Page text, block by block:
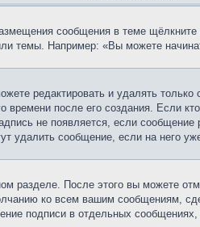
сообщения в теме щёлкните
темы. Например: «Вы можете
редактировать и удалять
времени после его создания. Если
не появляется, если
удалить сообщение, если на него
разделе. После этого вы можете
ко всем вашим сообщениям,
подписи в отдельных